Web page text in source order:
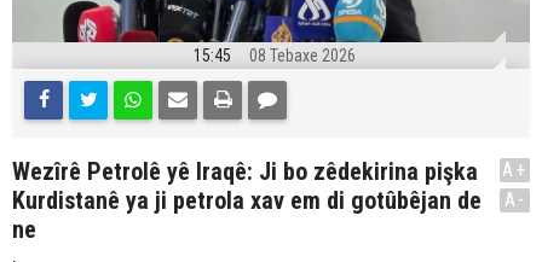
15:45 08 Tebaxe 2026
Wezîrê Petrolê yê Iraqê: Ji bo zêdekirina pişka
Kurdistanê ya ji petrola xav em di gotûbêjan de
ne
.
A+
A-